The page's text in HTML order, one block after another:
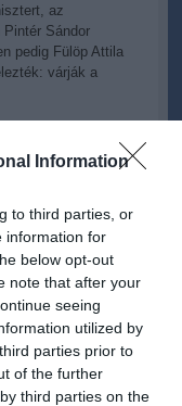
Information
to third parties, or
information for
below opt-out
note that after your
seeing
utilized by
parties prior to
of the further
third parties on the
az
Sándor
pedig Fülöp Attila
várják a
egyedül az Emberi
6-án várják a
az MKKSZ
káosz"
velük, ezen
a munkaközi
ingyenmunkáról",
egyetlen